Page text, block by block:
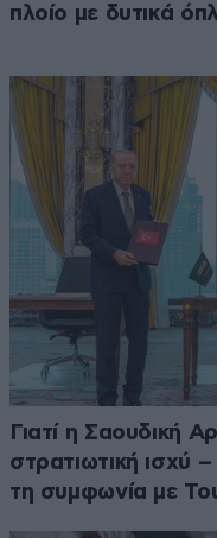
πλοίο με δυτικά
Γιατί η Σαουδική
στρατιωτική ισχύ
τη συμφωνία με